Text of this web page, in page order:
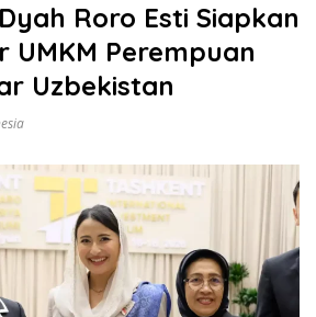
Roro Esti Siapkan
UMKM Perempuan
Uzbekistan